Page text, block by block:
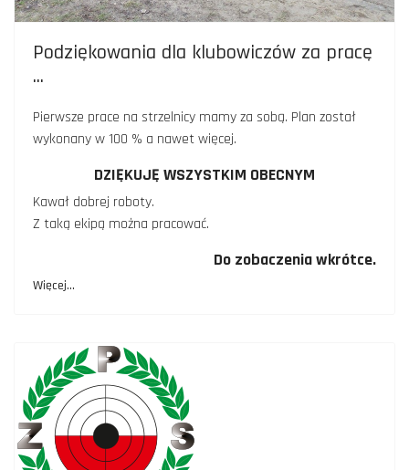
Podziękowania dla klubowiczów za pracę
...
Pierwsze prace na strzelnicy mamy za sobą. Plan został
wykonany w 100 % a nawet więcej.
DZIĘKUJĘ WSZYSTKIM OBECNYM
Kawał dobrej roboty.
Z taką ekipą można pracować.
Do zobaczenia wkrótce.
Więcej…